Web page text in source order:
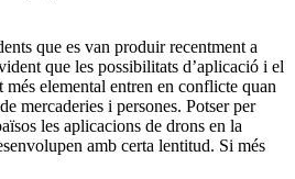
que es van produir recentment a
que les possibilitats d’aplicació i el
més elemental entren en conflicte quan
mercaderies i persones. Potser per
les aplicacions de drons en la
amb certa lentitud. Si més